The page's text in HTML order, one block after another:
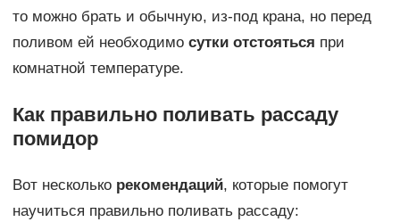
то можно брать и обычную, из-под крана, но перед
поливом ей необходимо сутки отстояться при
комнатной температуре.
Как правильно поливать рассаду
помидор
Вот несколько рекомендаций, которые помогут
научиться правильно поливать рассаду: